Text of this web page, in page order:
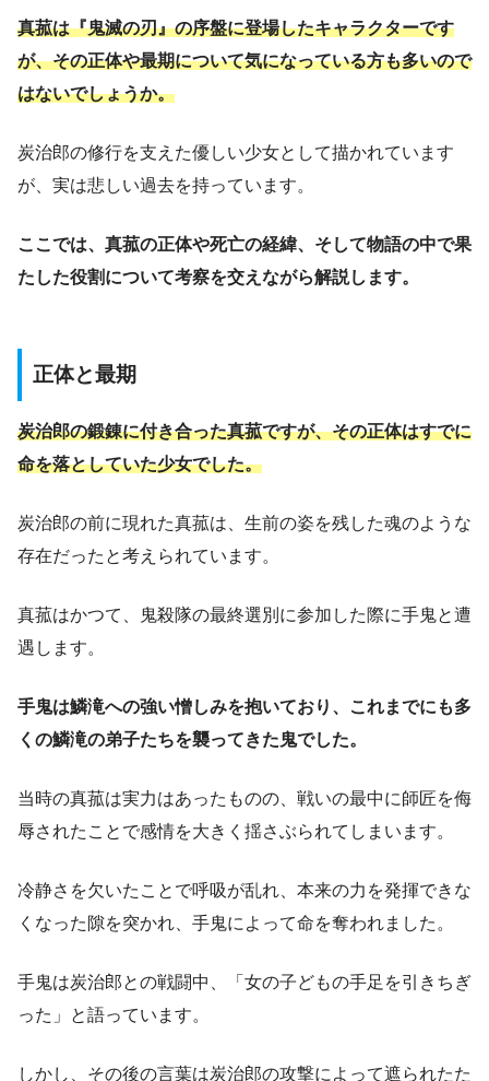
真菰は『鬼滅の刃』の序盤に登場したキャラクターです
が、その正体や最期について気になっている方も多いので
はないでしょうか。
炭治郎の修行を支えた優しい少女として描かれています
が、実は悲しい過去を持っています。
ここでは、真菰の正体や死亡の経緯、そして物語の中で果
たした役割について考察を交えながら解説します。
正体と最期
炭治郎の鍛錬に付き合った真菰ですが、その正体はすでに
命を落としていた少女でした。
炭治郎の前に現れた真菰は、生前の姿を残した魂のような
存在だったと考えられています。
真菰はかつて、鬼殺隊の最終選別に参加した際に手鬼と遭
遇します。
手鬼は鱗滝への強い憎しみを抱いており、これまでにも多
くの鱗滝の弟子たちを襲ってきた鬼でした。
当時の真菰は実力はあったものの、戦いの最中に師匠を侮
辱されたことで感情を大きく揺さぶられてしまいます。
冷静さを欠いたことで呼吸が乱れ、本来の力を発揮できな
くなった隙を突かれ、手鬼によって命を奪われました。
手鬼は炭治郎との戦闘中、「女の子どもの手足を引きちぎ
った」と語っています。
しかし、その後の言葉は炭治郎の攻撃によって遮られたた